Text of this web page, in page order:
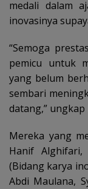
medali dalam
inovasinya
“Semoga
pemicu untuk
yang belum
sembari
datang,” ungkap
Mereka yang
Hanif Alghifari,
(Bidang karya
Abdi Maulana,